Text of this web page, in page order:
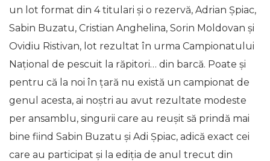
un lot format din 4 titulari și o rezervă, Adrian Șpiac,
Sabin Buzatu, Cristian Anghelina, Sorin Moldovan și
Ovidiu Ristivan, lot rezultat în urma Campionatului
Național de pescuit la răpitori… din barcă. Poate și
pentru că la noi în țară nu există un campionat de
genul acesta, ai noștri au avut rezultate modeste
per ansamblu, singurii care au reușit să prindă mai
bine fiind Sabin Buzatu și Adi Șpiac, adică exact cei
care au participat și la ediția de anul trecut din